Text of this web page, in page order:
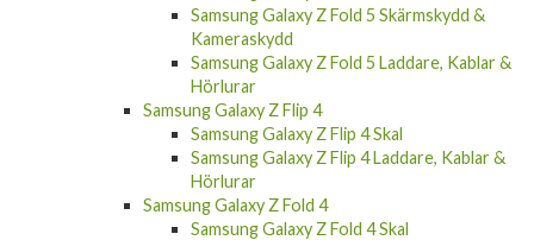
Samsung Galaxy Z Fold 5 Skärmskydd &
Kameraskydd
Samsung Galaxy Z Fold 5 Laddare, Kablar &
Hörlurar
Samsung Galaxy Z Flip 4
Samsung Galaxy Z Flip 4 Skal
Samsung Galaxy Z Flip 4 Laddare, Kablar &
Hörlurar
Samsung Galaxy Z Fold 4
Samsung Galaxy Z Fold 4 Skal